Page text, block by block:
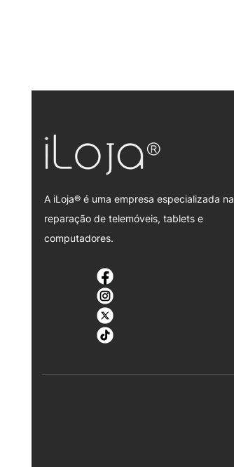
A iLoja® é uma empresa especializada na
reparação de telemóveis, tablets e
computadores.